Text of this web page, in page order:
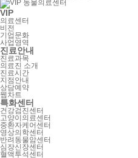
VIP
의료센터
비전
기업문화
사업영역
진료안내
진료과목
의료진 소개
진료시간
지점안내
상담예약
웹차트
특화센터
건강검진센터
고양이의료센터
중환자케어센터
영상의학센터
반려동물암센터
심장신장센터
혈액투석센터